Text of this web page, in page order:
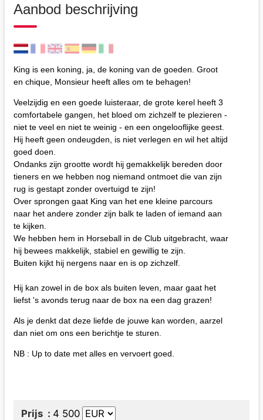
Aanbod beschrijving
King is een koning, ja, de koning van de goeden. Groot
en chique, Monsieur heeft alles om te behagen!
Veelzijdig en een goede luisteraar, de grote kerel heeft 3
comfortabele gangen, het bloed om zichzelf te plezieren -
niet te veel en niet te weinig - en een ongelooflijke geest.
Hij heeft geen ondeugden, is niet verlegen en wil het altijd
goed doen.
Ondanks zijn grootte wordt hij gemakkelijk bereden door
tieners en we hebben nog niemand ontmoet die van zijn
rug is gestapt zonder overtuigd te zijn!
Over sprongen gaat King van het ene kleine parcours
naar het andere zonder zijn balk te laden of iemand aan
te kijken.
We hebben hem in Horseball in de Club uitgebracht, waar
hij bewees makkelijk, stabiel en gewillig te zijn.
Buiten kijkt hij nergens naar en is op zichzelf.
Hij kan zowel in de box als buiten leven, maar gaat het
liefst 's avonds terug naar de box na een dag grazen!
Als je denkt dat deze liefde de jouwe kan worden, aarzel
dan niet om ons een berichtje te sturen.
NB : Up to date met alles en vervoert goed.
Prijs 4 500